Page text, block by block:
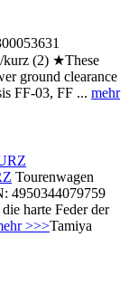
kurz (2) ★These
ground clearance
FF-03, FF ... mehr
Tourenwagen
4950344079759
harte Feder der
>>>Tamiya